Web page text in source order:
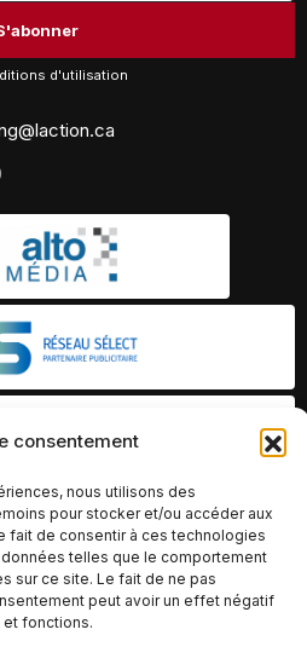
consentement
nous utilisons des
pour stocker et/ou accéder aux
fait de consentir à ces technologies
telles que le comportement
sur ce site. Le fait de ne pas
peut avoir un effet négatif
et fonctions.
d'utilisation